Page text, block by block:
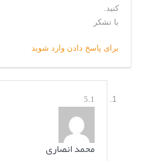
کنید.
با تشکر
برای پاسخ دادن وارد شوید
5.1
محمد انصاری